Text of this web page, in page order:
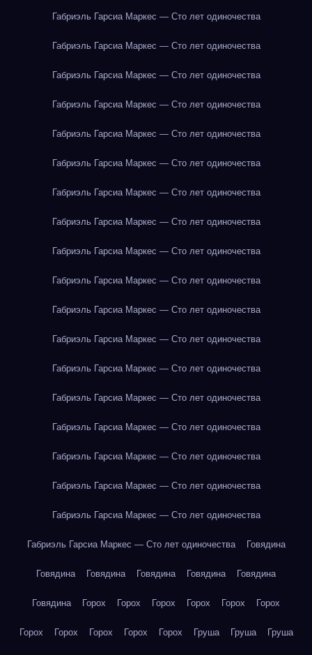
Габриэль Гарсиа Маркес — Сто лет одиночества
Габриэль Гарсиа Маркес — Сто лет одиночества
Габриэль Гарсиа Маркес — Сто лет одиночества
Габриэль Гарсиа Маркес — Сто лет одиночества
Габриэль Гарсиа Маркес — Сто лет одиночества
Габриэль Гарсиа Маркес — Сто лет одиночества
Габриэль Гарсиа Маркес — Сто лет одиночества
Габриэль Гарсиа Маркес — Сто лет одиночества
Габриэль Гарсиа Маркес — Сто лет одиночества
Габриэль Гарсиа Маркес — Сто лет одиночества
Габриэль Гарсиа Маркес — Сто лет одиночества
Габриэль Гарсиа Маркес — Сто лет одиночества
Габриэль Гарсиа Маркес — Сто лет одиночества
Габриэль Гарсиа Маркес — Сто лет одиночества
Габриэль Гарсиа Маркес — Сто лет одиночества
Габриэль Гарсиа Маркес — Сто лет одиночества
Габриэль Гарсиа Маркес — Сто лет одиночества
Габриэль Гарсиа Маркес — Сто лет одиночества
Габриэль Гарсиа Маркес — Сто лет одиночества Говядина
Говядина Говядина Говядина Говядина Говядина
Говядина Горох Горох Горох Горох Горох Горох
Горох Горох Горох Горох Горох Груша Груша Груша